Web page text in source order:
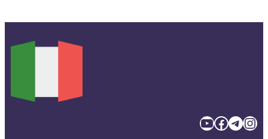
YouTube Facebook TelegramInstagram